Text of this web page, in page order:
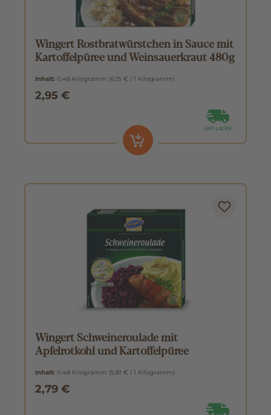
Wingert Rostbratwürstchen in Sauce mit
Kartoffelpüree und Weinsauerkraut 480g
Inhalt: 0.48 Kilogramm (6,15 € / 1 Kilogramm)
2,95 €
Wingert Schweineroulade mit
Apfelrotkohl und Kartoffelpüree
Inhalt: 0.48 Kilogramm (5,81 € / 1 Kilogramm)
2,79 €